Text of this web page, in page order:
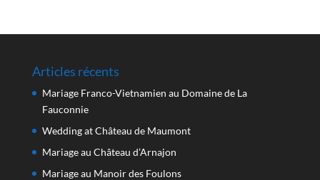
Articles récents
Mariage Franco-Vietnamien au Domaine de La
Fauconnie
Wedding at Château de Maumont
Mariage au Château d’Arnajon
Mariage au Manoir des Foulons